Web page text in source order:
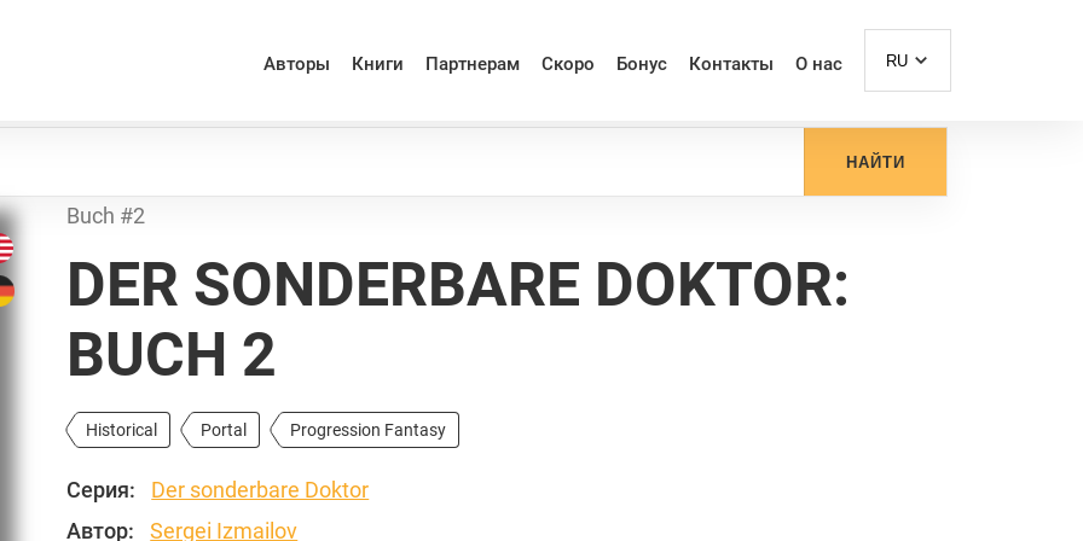
Авторы Книги Партнерам Скоро Бонус Контакты О нас RU
НАЙТИ
Buch #2
DER SONDERBARE DOKTOR:
BUCH 2
Historical Portal Progression Fantasy
Серия:
Der sonderbare Doktor
Автор:
Sergei Izmailov